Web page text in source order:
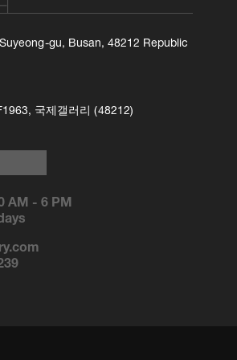
gu, Busan, 48212 Republic
국제갤러리 (48212)
AM-6 PM